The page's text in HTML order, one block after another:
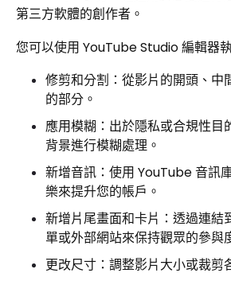
第三方軟體的創作者。
您可以使用 YouTube Studio 編輯器
修剪和分割：從影片的開頭、中
的部分。
應用模糊：出於隱私或合規性目
背景進行模糊處理。
新增音訊：使用 YouTube 音訊
樂來提升您的帳戶。
新增片尾畫面和卡片：透過連結
單或外部網站來保持觀眾的參與
更改尺寸：調整影片大小或裁剪